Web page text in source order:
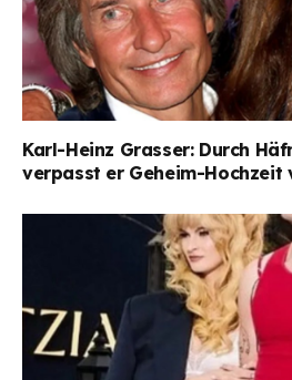
Karl-Heinz Grasser: Durch
verpasst er Geheim-Hochzeit